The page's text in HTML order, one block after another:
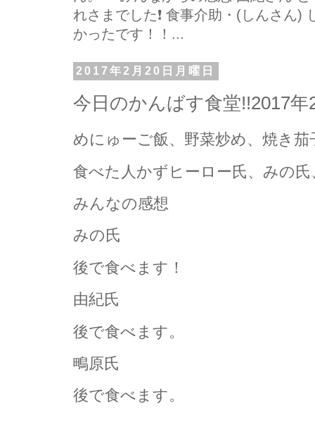
れさまでした❗ 食事介助・(しんさん)
かったです！！...
2017年2月20日月曜日
今日のかんばす食堂!!2017年
めにゅーご飯、野菜炒め、焼き
食べた人かずヒーロー氏、みの
みんなの感想
みの氏
後で食べます！
由紀氏
後で食べます。
鴫原氏
後で食べます。